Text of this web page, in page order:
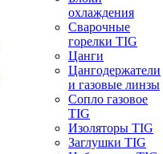
охлаждения
Сварочные
горелки TIG
Цанги
Цангодержатели
и газовые линзы
Сопло газовое
TIG
Изоляторы TIG
Заглушки TIG